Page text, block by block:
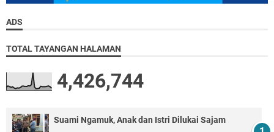
ADS
TOTAL TAYANGAN HALAMAN
4,426,744
Suami Ngamuk, Anak dan Istri Dilukai Sajam